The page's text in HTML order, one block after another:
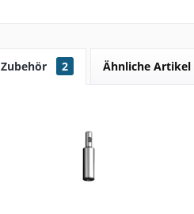
Zubehör 2 Ähnliche Artikel